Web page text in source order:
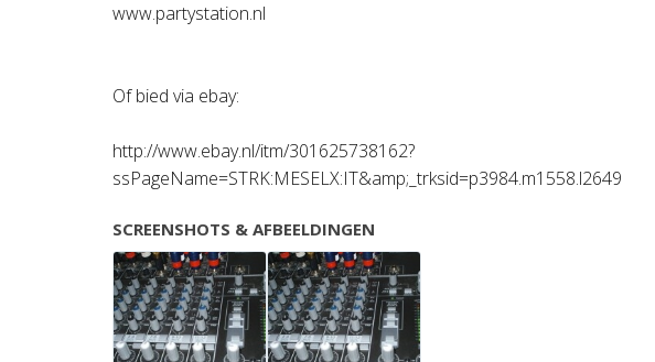
www.partystation.nl
Of bied via ebay:
http://www.ebay.nl/itm/301625738162?
ssPageName=STRK:MESELX:IT&amp;_trksid=p3984.m1558.l2649
SCREENSHOTS & AFBEELDINGEN